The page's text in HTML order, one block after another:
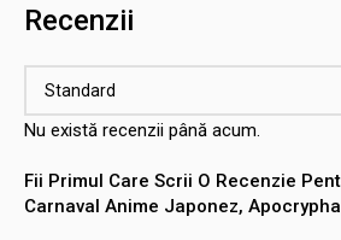
Recenzii
Nu există recenzii până acum.
Fii Primul Care Scrii O Recenzie
Carnaval Anime Japonez,